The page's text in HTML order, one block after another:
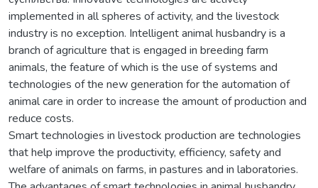
implemented in all spheres of activity, and the livestock
industry is no exception. Intelligent animal husbandry is a
branch of agriculture that is engaged in breeding farm
animals, the feature of which is the use of systems and
technologies of the new generation for the automation of
animal care in order to increase the amount of production and
reduce costs.
Smart technologies in livestock production are technologies
that help improve the productivity, efficiency, safety and
welfare of animals on farms, in pastures and in laboratories.